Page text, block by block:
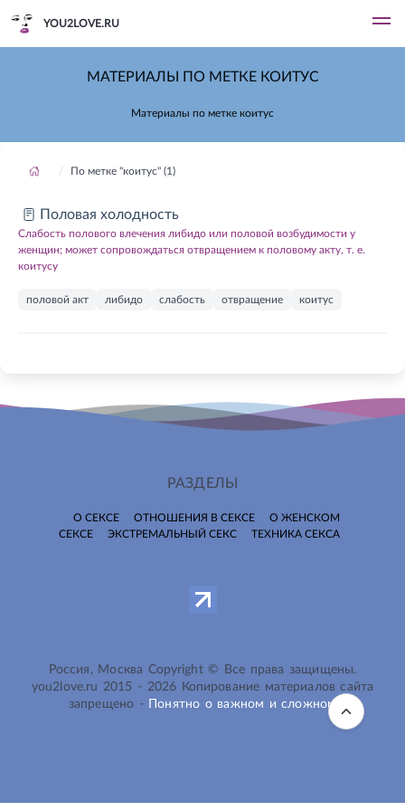
YOU2LOVE.RU
МАТЕРИАЛЫ ПО МЕТКЕ КОИТУС
Материалы по метке коитус
По метке "коитус" (1)
Половая холодность
Слабость полового влечения либидо или половой возбудимости у
женщин; может сопровождаться отвращением к половому акту, т. е.
коитусу
половой акт либидо слабость отвращение коитус
РАЗДЕЛЫ
О СЕКСЕ ОТНОШЕНИЯ В СЕКСЕ
О ЖЕНСКОМ
СЕКСЕ
ЭКСТРЕМАЛЬНЫЙ СЕКС ТЕХНИКА СЕКСА
Россия, Москва Copyright © Все права защищены.
you2love.ru 2015 - 2026 Копирование материалов сайта
запрещено -
Понятно о важном и сложном